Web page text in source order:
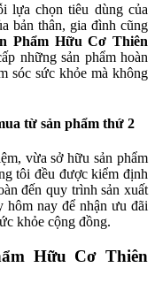
lựa chọn tiêu dùng của
bản thân, gia đình cũng
Phẩm Hữu Cơ Thiên
những sản phẩm hoàn
sóc sức khỏe mà không
ua từ sản phẩm thứ 2
vừa sở hữu sản phẩm
tôi đều được kiểm định
đến quy trình sản xuất
nay để nhận ưu đãi
khỏe cộng đồng.
Hữu Cơ Thiên